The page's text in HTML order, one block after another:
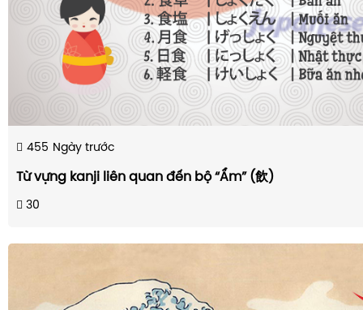
455 Ngày trước
Từ vựng kanji liên quan đến bộ “Ẩm” (飲)
30